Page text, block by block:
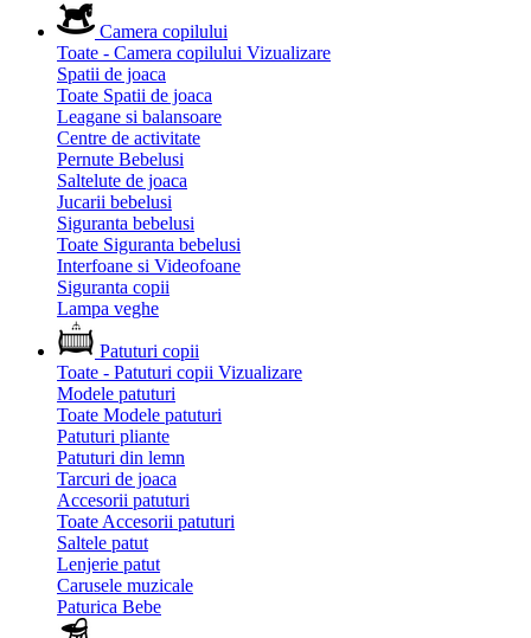
Camera copilului
Toate - Camera copilului Vizualizare
Spatii de joaca
Toate Spatii de joaca
Leagane si balansoare
Centre de activitate
Pernute Bebelusi
Saltelute de joaca
Jucarii bebelusi
Siguranta bebelusi
Toate Siguranta bebelusi
Interfoane si Videofoane
Siguranta copii
Lampa veghe
Patuturi copii
Toate - Patuturi copii Vizualizare
Modele patuturi
Toate Modele patuturi
Patuturi pliante
Patuturi din lemn
Tarcuri de joaca
Accesorii patuturi
Toate Accesorii patuturi
Saltele patut
Lenjerie patut
Carusele muzicale
Paturica Bebe